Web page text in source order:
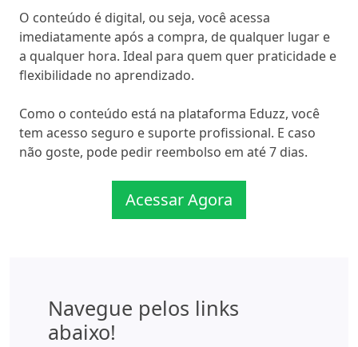
O conteúdo é digital, ou seja, você acessa
imediatamente após a compra, de qualquer lugar e
a qualquer hora. Ideal para quem quer praticidade e
flexibilidade no aprendizado.
Como o conteúdo está na plataforma Eduzz, você
tem acesso seguro e suporte profissional. E caso
não goste, pode pedir reembolso em até 7 dias.
Acessar Agora
Navegue pelos links
abaixo!